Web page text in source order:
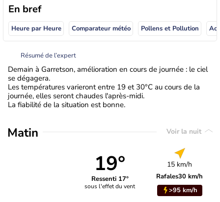
En bref
Heure par Heure Comparateur météo Pollens et Pollution
Résumé de l’expert
Demain à Garretson, amélioration en cours de journée : le ciel
se dégagera.
Les températures varieront entre 19 et 30°C au cours de la
journée, elles seront chaudes l'après-midi.
La fiabilité de la situation est bonne.
Matin Voir la nuit
19°
Ressenti 17°
sous l'effet du vent
15 km/h
Rafales30 km/h
>95 km/h